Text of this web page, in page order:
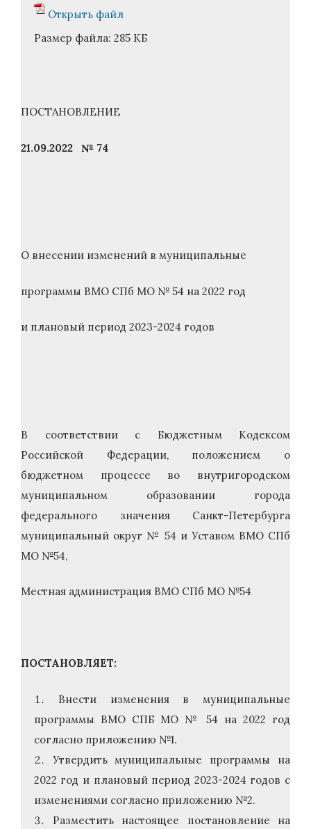
Открыть файл
Размер файла: 285 КБ
ПОСТАНОВЛЕНИЕ
21.09.2022 № 74
О внесении изменений в муниципальные
программы ВМО СПб МО № 54 на 2022 год
и плановый период 2023-2024 годов
В соответствии с Бюджетным Кодексом
Российской Федерации, положением о
бюджетном процессе во внутригородском
муниципальном образовании города
федерального значения Санкт-Петербурга
муниципальный округ № 54 и Уставом ВМО СПб
МО №54,
Местная администрация ВМО СПб МО №54
ПОСТАНОВЛЯЕТ:
Внести изменения в муниципальные
программы ВМО СПБ МО № 54 на 2022 год
согласно приложению №1.
Утвердить муниципальные программы на
2022 год и плановый период 2023-2024 годов с
изменениями согласно приложению №2.
Разместить настоящее постановление на